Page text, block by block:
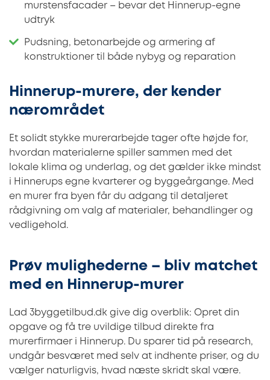
murstensfacader – bevar det Hinnerup-egne
udtryk
Pudsning, betonarbejde og armering af
konstruktioner til både nybyg og reparation
Hinnerup-murere, der kender
nærområdet
Et solidt stykke murerarbejde tager ofte højde for,
hvordan materialerne spiller sammen med det
lokale klima og underlag, og det gælder ikke mindst
i Hinnerups egne kvarterer og byggeårgange. Med
en murer fra byen får du adgang til detaljeret
rådgivning om valg af materialer, behandlinger og
vedligehold.
Prøv mulighederne – bliv matchet
med en Hinnerup-murer
Lad 3byggetilbud.dk give dig overblik: Opret din
opgave og få tre uvildige tilbud direkte fra
murerfirmaer i Hinnerup. Du sparer tid på research,
undgår besværet med selv at indhente priser, og du
vælger naturligvis, hvad næste skridt skal være.